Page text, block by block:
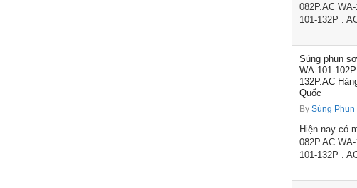
082P.AC
101-132P .
Súng phun
WA-101-
132P.AC
Quốc
By Súng Phun
Hiện nay có
082P.AC
101-132P .